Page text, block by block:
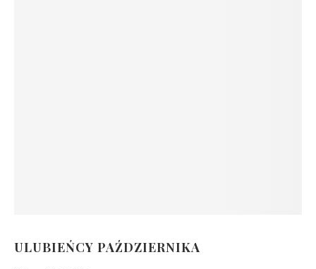
ULUBIEŃCY PAŹDZIERNIKA